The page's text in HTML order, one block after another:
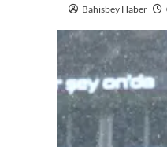
Bahisbey Haber